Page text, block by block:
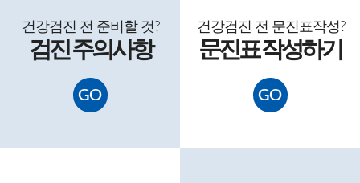
건강검진 전 준비할 것?
검진 주의사항
GO
건강검진 전 문진표작성?
문진표 작성하기
GO